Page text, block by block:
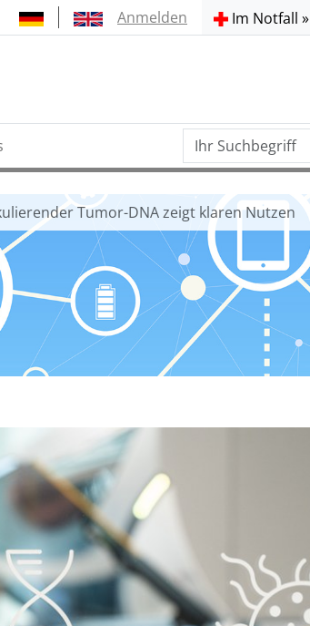
Anmelden Im Notfall »
Ihr
Suchbegriff
Erweiterte
Suche
Tumor-DNA zeigt klaren Nutzen